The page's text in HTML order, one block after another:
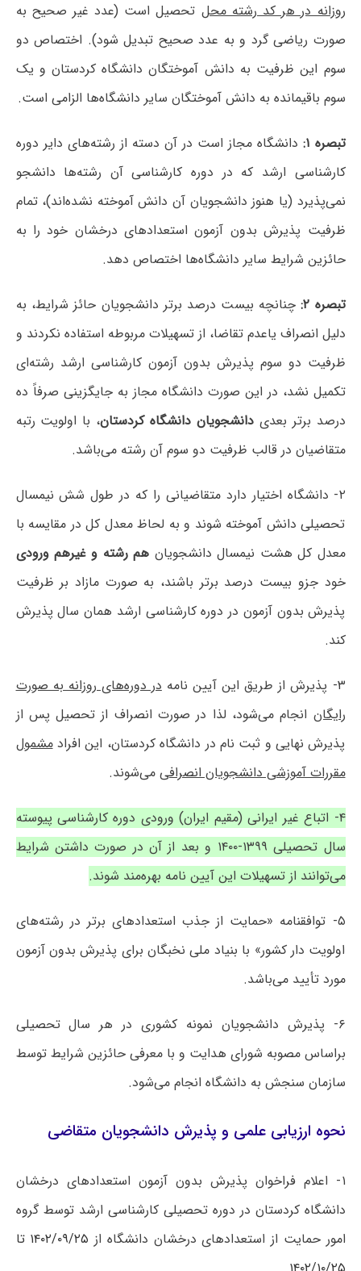
روزانه در هر کد رشته محل تحصیل است (عدد غیر صحیح به
صورت ریاضی گرد و به عدد صحیح تبدیل شود). اختصاص دو
سوم این ظرفیت به دانش آموختگان دانشگاه کردستان و یک
سوم باقیمانده به دانش آموختگان سایر دانشگاه‌ها الزامی است.
تبصره ۱: دانشگاه مجاز است در آن دسته از رشته‌های دایر دوره
کارشناسی ارشد که در دوره کارشناسی آن رشته‌ها دانشجو
نمی‌پذیرد (یا هنوز دانشجویان آن دانش آموخته نشده‌اند)، تمام
ظرفیت پذیرش بدون آزمون استعدادهای درخشان خود را به
حائزین شرایط سایر دانشگاه‌ها اختصاص دهد.
تبصره ۲:
چنانچه بیست درصد برتر دانشجویان حائز شرایط، به
دلیل انصراف یاعدم تقاضا، از تسهیلات مربوطه استفاده نکردند و
ظرفیت دو سوم پذیرش بدون آزمون کارشناسی ارشد رشته‌ای
تکمیل نشد، در این صورت دانشگاه مجاز به جایگزینی صرفاً ده
درصد برتر بعدیدانشجویان دانشگاه کردستان، با اولویت رتبه
متقاضیان در قالب ظرفیت دو سوم آن رشته می‌باشد.
۲- دانشگاه اختیار دارد متقاضیانی را که در طول شش نیمسال
تحصیلی دانش آموخته شوند و به لحاظ معدل کل در مقایسه با
معدل کل هشت نیمسال دانشجویان هم رشته و غیرهم ورودی
خود جزو بیست درصد برتر باشند، به صورت مازاد بر ظرفیت
پذیرش بدون آزمون در دوره کارشناسی ارشد همان سال پذیرش
کند.
۳- پذیرش از طریق این آیین نامه
در دوره‌های روزانه به صورت
رایگان انجام می‌شود، لذا در صورت انصراف از تحصیل پس از
پذیرش نهایی و ثبت نام در دانشگاه کردستان، این افرادمشمول
مقررات آموزشی دانشجویان انصرافی می‌شوند.
۴- اتباع غیر ایرانی (مقیم ایران) ورودی دوره کارشناسی پیوسته
سال تحصیلی ۱۳۹۹-۱۴۰۰ و بعد از آن در صورت داشتن شرایط
می‌توانند از تسهیلات این آیین نامه بهره‌مند شوند.
۵- توافقنامه «حمایت از جذب استعدادهای برتر در رشته‌های
اولویت دار کشور» با بنیاد ملی نخبگان برای پذیرش بدون آزمون
مورد تأیید می‌باشد.
۶- پذیرش دانشجویان نمونه کشوری در هر سال تحصیلی
براساس مصوبه شورای هدایت و با معرفی حائزین شرایط توسط
سازمان سنجش به دانشگاه انجام می‌شود.
نحوه ارزیابی علمی و پذیرش دانشجویان متقاضی
۱- اعلام فراخوان پذیرش بدون آزمون استعدادهای درخشان
دانشگاه کردستان در دوره تحصیلی کارشناسی ارشد توسط گروه
امور حمایت از استعدادهای درخشان دانشگاه از
۱۴۰۲/۰۹/۲۵ تا